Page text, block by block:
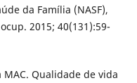
da Família (NASF),
2015; 40(131):59-
MAC. Qualidade de vida